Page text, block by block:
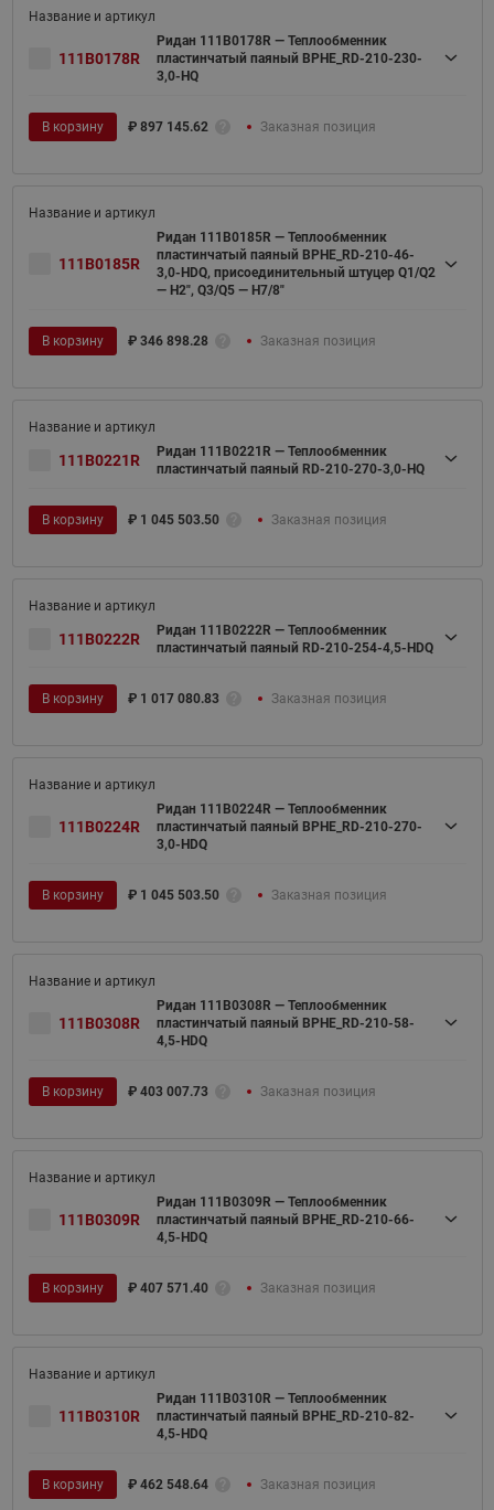
111B0178R
Ридан 111B0178R — Теплообменник
пластинчатый паяный BPHE_RD-210-230-
3,0-HQ
В корзину ₽ 897 145.62 Заказная позиция
111B0185R
Ридан 111B0185R — Теплообменник
пластинчатый паяный BPHE_RD-210-46-
3,0-HDQ, присоединительный штуцер Q1/Q2
— H2", Q3/Q5 — H7/8"
В корзину ₽ 346 898.28 Заказная позиция
111B0221R
Ридан 111B0221R — Теплообменник
пластинчатый паяный RD-210-270-3,0-HQ
В корзину ₽ 1 045 503.50 Заказная позиция
111B0222R
Ридан 111B0222R — Теплообменник
пластинчатый паяный RD-210-254-4,5-HDQ
В корзину ₽ 1 017 080.83 Заказная позиция
111B0224R
Ридан 111B0224R — Теплообменник
пластинчатый паяный BPHE_RD-210-270-
3,0-HDQ
В корзину ₽ 1 045 503.50 Заказная позиция
111B0308R
Ридан 111B0308R — Теплообменник
пластинчатый паяный BPHE_RD-210-58-
4,5-HDQ
В корзину ₽ 403 007.73 Заказная позиция
111B0309R
Ридан 111B0309R — Теплообменник
пластинчатый паяный BPHE_RD-210-66-
4,5-HDQ
В корзину ₽ 407 571.40 Заказная позиция
111B0310R
Ридан 111B0310R — Теплообменник
пластинчатый паяный BPHE_RD-210-82-
4,5-HDQ
В корзину ₽ 462 548.64 Заказная позиция